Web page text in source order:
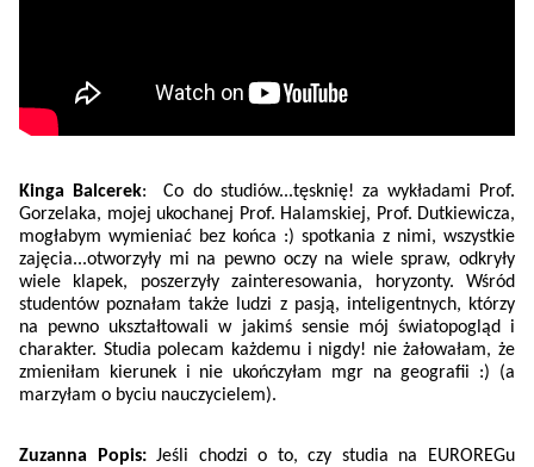
Kinga Balcerek: Co do studiów...tęsknię! za wykładami Prof.
Gorzelaka, mojej ukochanej Prof. Halamskiej, Prof. Dutkiewicza,
mogłabym wymieniać bez końca :) spotkania z nimi, wszystkie
zajęcia...otworzyły mi na pewno oczy na wiele spraw, odkryły
wiele klapek, poszerzyły zainteresowania, horyzonty. Wśród
studentów poznałam także ludzi z pasją, inteligentnych, którzy
na pewno ukształtowali w jakimś sensie mój światopogląd i
charakter. Studia polecam każdemu i nigdy! nie żałowałam, że
zmieniłam kierunek i nie ukończyłam mgr na geografii :) (a
marzyłam o byciu nauczycielem).
Zuzanna Popis:Jeśli chodzi o to, czy studia na EUROREGu